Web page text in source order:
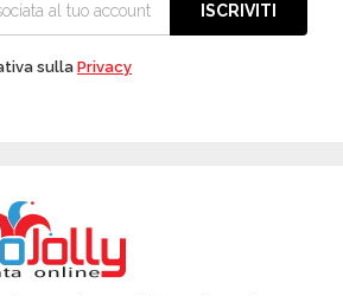
di acquistare i prodotti per agricoltura
tue necessità.
ISCRIVITI
sulla Privacy